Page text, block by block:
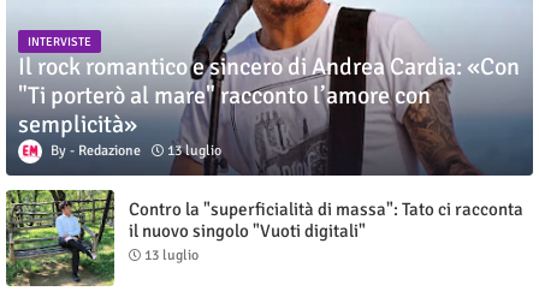
INTERVISTE
Il rock romantico e sincero di Andrea Cardia: «Con
"Ti porterò al mare" racconto l’amore con
semplicità»
Redazione 13 luglio
Contro la "superficialità di massa": Tato ci racconta
il nuovo singolo "Vuoti digitali"
13 luglio